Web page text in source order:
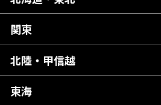
北海道
青森県
秋田県
関東
茨城県
栃木県
北陸・甲信越
新潟県
東海